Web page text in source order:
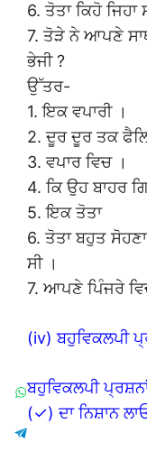
6. ਤੋਤਾ ਕਿਹੋ ਜਿਹਾ
7. ਤੋੜੇ ਨੇ ਆਪਣੇ
ਭੇਜੀ ?
ਉੱਤਰ-
1. ਇਕ ਵਪਾਰੀ ।
2. ਦੂਰ ਦੂਰ ਤਕ
3. ਵਪਾਰ ਵਿਚ ।
4. ਕਿ ਉਹ ਬਾਹਰ
5. ਇਕ ਤੋਤਾ
6. ਤੋਤਾ ਬਹੁਤ
ਸੀ ।
7. ਆਪਣੇ ਪਿੰਜਰੇ
(iv) ਬਹੁਵਿਕਲਪੀ
ਬਹੁਵਿਕਲਪੀ
(✓) ਦਾ ਨਿਸ਼ਾਨ